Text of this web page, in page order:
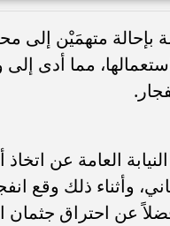
بإحالة متهمَيْن إلى
مما أدى
العامة عن اتخاذ
وأثناء ذلك وقع
فضلاً عن احتراق